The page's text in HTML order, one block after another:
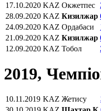
17.10.2020 KAZ Окжетпес
28.09.2020 KAZ Кизилжар
24.09.2020 KAZ Ордабаси
21.09.2020 KAZ Кизилжар
12.09.2020 KAZ Тобол
2019,
10.11.2019 KAZ Жетису